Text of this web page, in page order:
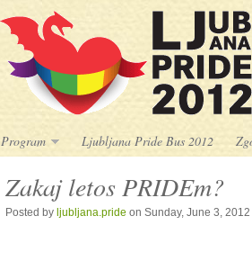
Program Ljubljana Pride Bus 2012
Zakaj letos PRIDEm?
Posted by ljubljana.pride on Sunday, June 3, 2012